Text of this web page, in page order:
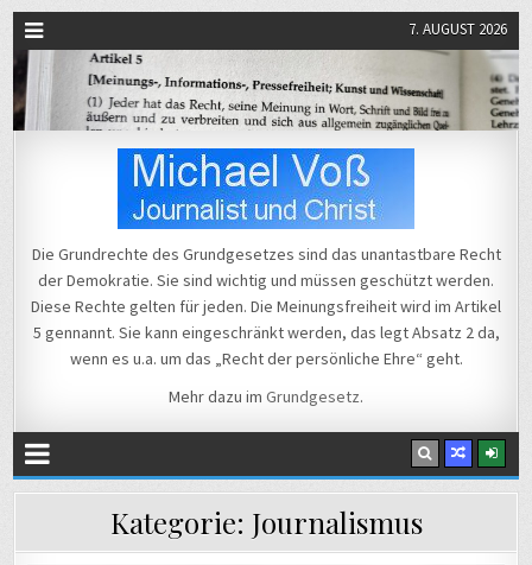
7. AUGUST 2026
Michael Voß
Die Grundrechte des Grundgesetzes sind das unantastbare Recht
der Demokratie. Sie sind wichtig und müssen geschützt werden.
Diese Rechte gelten für jeden. Die Meinungsfreiheit wird im Artikel
5 gennannt. Sie kann eingeschränkt werden, das legt Absatz 2 da,
wenn es u.a. um das „Recht der persönliche Ehre“ geht.
Mehr dazu im Grundgesetz.
Kategorie: Journalismus